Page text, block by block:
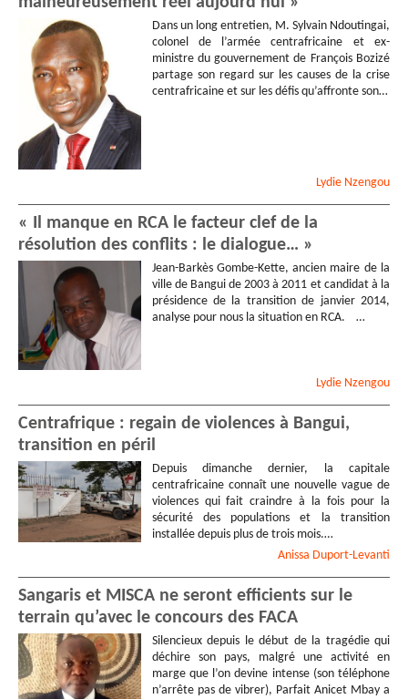
Dans un long entretien, M. Sylvain Ndoutingai,
colonel de l’armée centrafricaine et ex-
ministre du gouvernement de François Bozizé
partage son regard sur les causes de la crise
centrafricaine et sur les défis qu’affronte son…
Lydie Nzengou
« Il manque en RCA le facteur clef de la
résolution des conflits : le dialogue… »
Jean-Barkès Gombe-Kette, ancien maire de la
ville de Bangui de 2003 à 2011 et candidat à la
présidence de la transition de janvier 2014,
analyse pour nous la situation en RCA. …
Lydie Nzengou
Centrafrique : regain de violences à Bangui,
transition en péril
Depuis dimanche dernier, la capitale
centrafricaine connaît une nouvelle vague de
violences qui fait craindre à la fois pour la
sécurité des populations et la transition
installée depuis plus de trois mois.…
Anissa Duport-Levanti
Sangaris et MISCA ne seront efficients sur le
terrain qu’avec le concours des FACA
Silencieux depuis le début de la tragédie qui
déchire son pays, malgré une activité en
marge que l’on devine intense (son téléphone
n’arrête pas de vibrer), Parfait Anicet Mbay a